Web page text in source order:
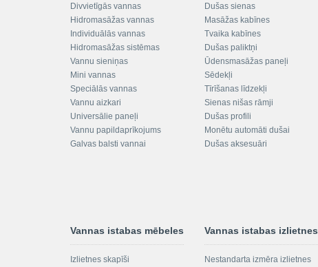
Divvietīgās vannas
Hidromasāžas vannas
Individuālās vannas
Hidromasāžas sistēmas
Vannu sieniņas
Mini vannas
Speciālās vannas
Vannu aizkari
Universālie paneļi
Vannu papildaprīkojums
Galvas balsti vannai
Dušas sienas
Masāžas kabīnes
Tvaika kabīnes
Dušas paliktņi
Ūdensmasāžas paneļi
Sēdekļi
Tīrīšanas līdzekļi
Sienas nišas rāmji
Dušas profili
Monētu automāti dušai
Dušas aksesuāri
Vannas istabas mēbeles
Izlietnes skapīši
Vannas istabas izlietnes
Nestandarta izmēra izlietnes